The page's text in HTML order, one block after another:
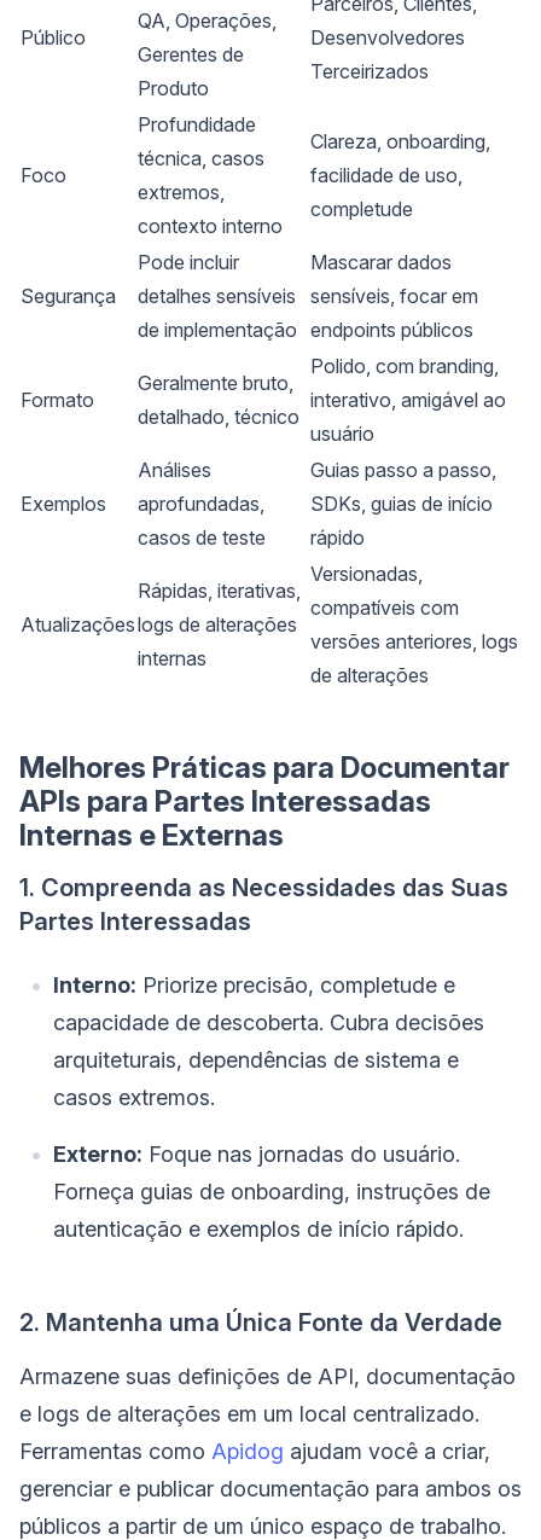
Público
QA, Operações,
Gerentes de
Produto
Desenvolvedores
Terceirizados
Foco
Profundidade
técnica, casos
extremos,
contexto interno
Clareza, onboarding,
facilidade de uso,
completude
Segurança
Pode incluir
detalhes sensíveis
de implementação
Mascarar dados
sensíveis, focar em
endpoints públicos
Formato
Geralmente bruto,
detalhado, técnico
Polido, com branding,
interativo, amigável ao
usuário
Exemplos
Análises
aprofundadas,
casos de teste
Guias passo a passo,
SDKs, guias de início
rápido
Atualizações
Rápidas, iterativas,
logs de alterações
internas
Versionadas,
compatíveis com
versões anteriores, logs
de alterações
Melhores Práticas para Documentar
APIs para Partes Interessadas
Internas e Externas
1. Compreenda as Necessidades das Suas
Partes Interessadas
Interno: Priorize precisão, completude e
capacidade de descoberta. Cubra decisões
arquiteturais, dependências de sistema e
casos extremos.
Externo: Foque nas jornadas do usuário.
Forneça guias de onboarding, instruções de
autenticação e exemplos de início rápido.
2. Mantenha uma Única Fonte da Verdade
Armazene suas definições de API, documentação
e logs de alterações em um local centralizado.
Ferramentas como Apidog ajudam você a criar,
gerenciar e publicar documentação para ambos os
públicos a partir de um único espaço de trabalho.